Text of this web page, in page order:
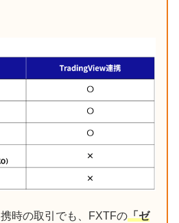
時の取引でも、FXTFの「ゼ